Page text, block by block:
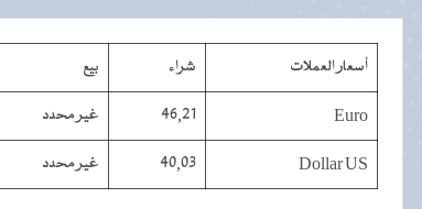
أسعار العملات شراء بيع
Euro
46,21 غير محدد
Dollar US
40,03 غير محدد